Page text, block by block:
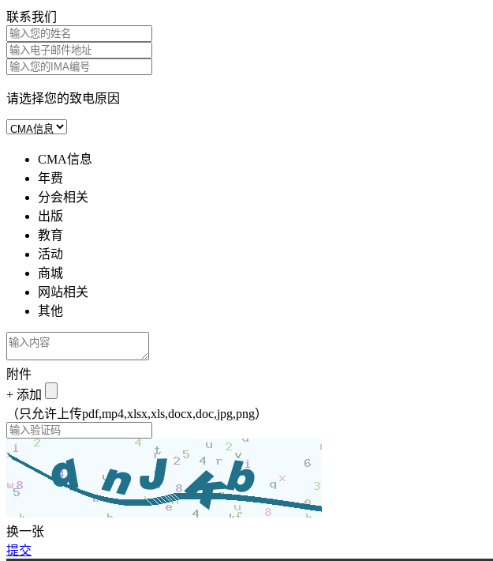
联系我们
请选择您的致电原因
CMA信息
年费
分会相关
出版
教育
活动
商城
网站相关
其他
附件
+ 添加
（只允许上传pdf,mp4,xlsx,xls,docx,doc,jpg,png）
换一张
提交